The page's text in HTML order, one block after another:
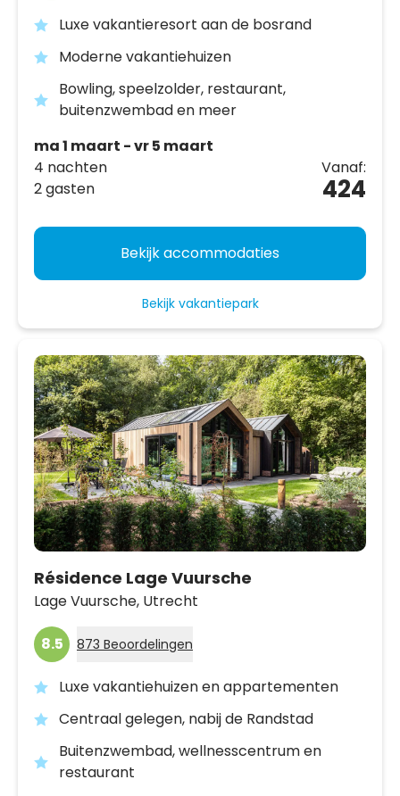
Luxe vakantieresort aan de bosrand
Moderne vakantiehuizen
Bowling, speelzolder, restaurant,
buitenzwembad en meer
ma 1 maart - vr 5 maart
4 nachten
2 gasten
Vanaf:
424
Bekijk accommodaties
Bekijk vakantiepark
Résidence Lage Vuursche
Lage Vuursche, Utrecht
8.5 873 Beoordelingen
Luxe vakantiehuizen en appartementen
Centraal gelegen, nabij de Randstad
Buitenzwembad, wellnesscentrum en
restaurant